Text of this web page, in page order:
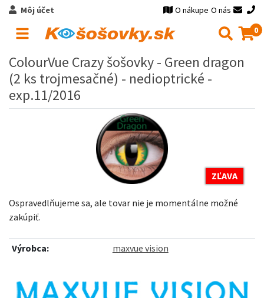
Môj účet O nákupe O nás
0
ColourVue Crazy šošovky - Green dragon
(2 ks trojmesačné) - nedioptrické -
exp.11/2016
ZĽAVA
Ospravedlňujeme sa, ale tovar nie je momentálne možné
zakúpiť.
Výrobca: maxvue vision